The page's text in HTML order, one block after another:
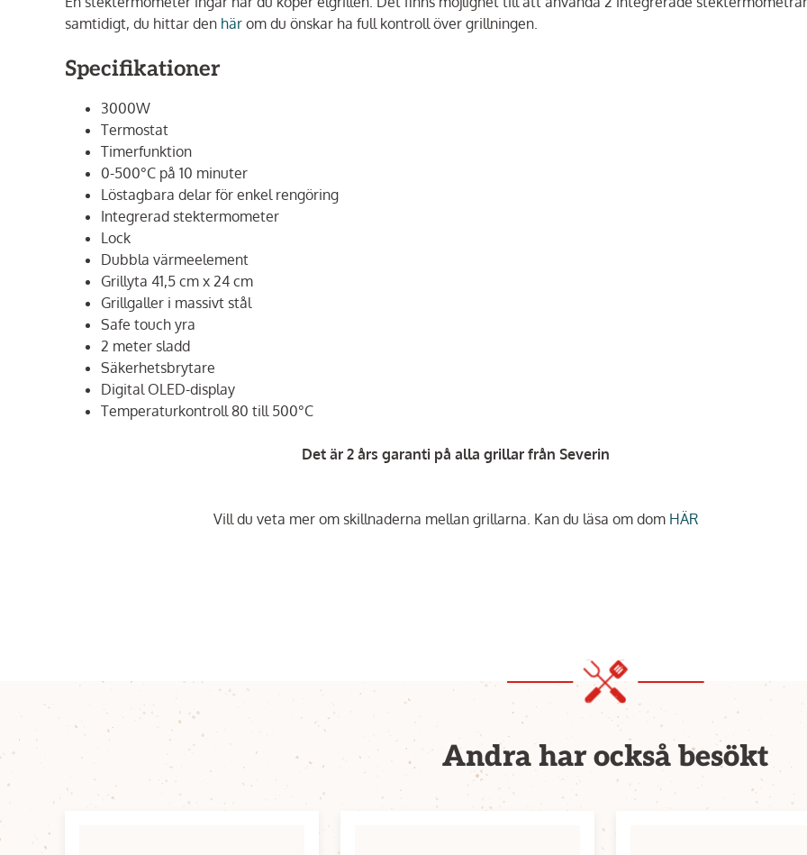
samtidigt, du hittar den här om du önskar ha full kontroll över grillningen.
Specifikationer
3000W
Termostat
Timerfunktion
0-500°C på 10 minuter
Löstagbara delar för enkel rengöring
Integrerad stektermometer
Lock
Dubbla värmeelement
Grillyta 41,5 cm x 24 cm
Grillgaller i massivt stål
Safe touch yra
2 meter sladd
Säkerhetsbrytare
Digital OLED-display
Temperaturkontroll 80 till 500°C
Det är 2 års garanti på alla grillar från Severin
Vill du veta mer om skillnaderna mellan grillarna. Kan du läsa om dom HÄR
Andra har också besökt